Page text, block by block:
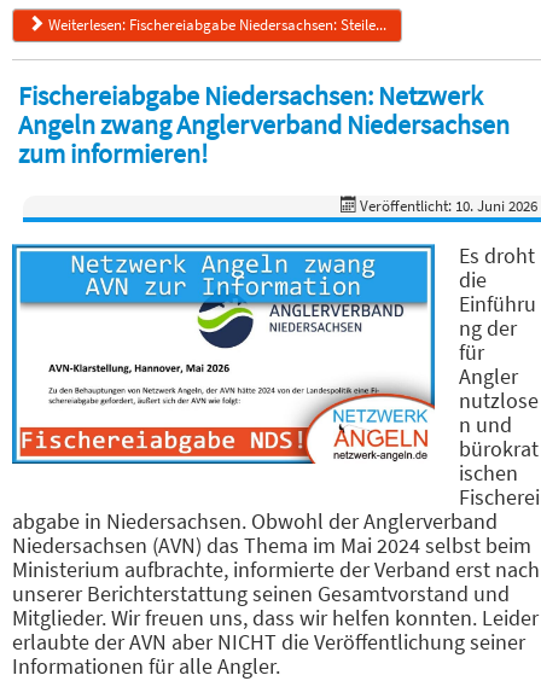
Weiterlesen: Fischereiabgabe Niedersachsen: Steile...
Fischereiabgabe Niedersachsen: Netzwerk
Angeln zwang Anglerverband Niedersachsen
zum informieren!
Veröffentlicht: 10. Juni 2026
Es droht
die
Einführu
ng der
für
Angler
nutzlose
n und
bürokrat
ischen
Fischerei
abgabe in Niedersachsen. Obwohl der Anglerverband
Niedersachsen (AVN) das Thema im Mai 2024 selbst beim
Ministerium aufbrachte, informierte der Verband erst nach
unserer Berichterstattung seinen Gesamtvorstand und
Mitglieder. Wir freuen uns, dass wir helfen konnten. Leider
erlaubte der AVN aber NICHT die Veröffentlichung seiner
Informationen für alle Angler.